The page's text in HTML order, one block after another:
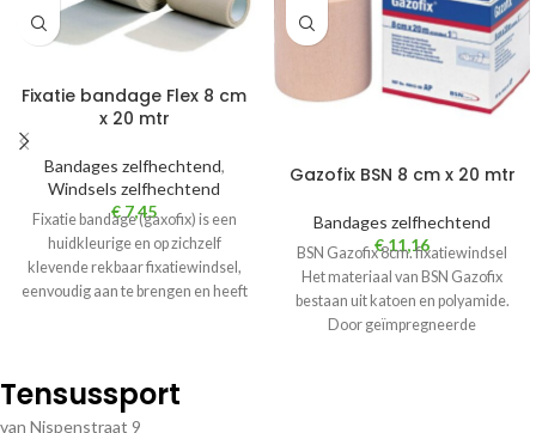
Fixatie bandage Flex 8 cm
x 20 mtr
Bandages zelfhechtend,
Windsels zelfhechtend
€ 7,45
Fixatie bandage (gaxofix) is een
huidkleurige en op zichzelf
klevende rekbaar fixatiewindsel,
eenvoudig aan te brengen en heeft
Gazofix BSN 8 cm x 20 mtr
Bandages zelfhechtend
€11,16
BSN Gazofix 8cm. fixatiewindsel
Het materiaal van BSN Gazofix
bestaan uit katoen en polyamide.
Door geïmpregneerde
Tensussport
van Nispenstraat 9